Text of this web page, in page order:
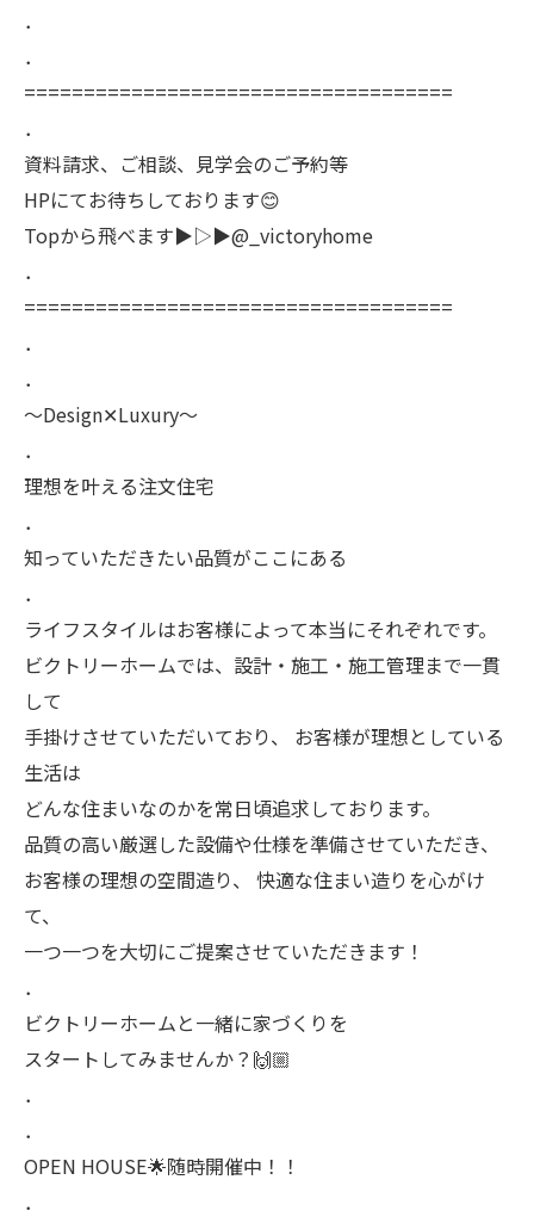
．
．
====================================
．
資料請求、ご相談、見学会のご予約等
HPにてお待ちしております😊
Topから飛べます▶︎▷▶︎@_victoryhome
．
====================================
．
．
〜Design✕Luxury〜
．
理想を叶える注文住宅
．
知っていただきたい品質がここにある
．
ライフスタイルはお客様によって本当にそれぞれです。
ビクトリーホームでは、設計・施工・施工管理まで一貫
して
手掛けさせていただいており、 お客様が理想としている
生活は
どんな住まいなのかを常日頃追求しております。
品質の高い厳選した設備や仕様を準備させていただき、
お客様の理想の空間造り、 快適な住まい造りを心がけ
て、
一つ一つを大切にご提案させていただきます！
．
ビクトリーホームと一緒に家づくりを
スタートしてみませんか？🙌🏼
．
．
OPEN HOUSE🌟随時開催中！！
．